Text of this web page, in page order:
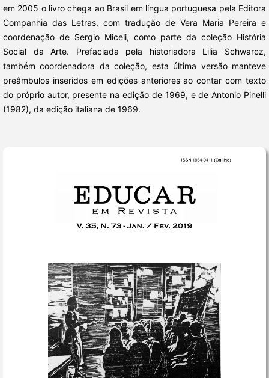
em 2005 o livro chega ao Brasil em língua portuguesa pela Editora
Companhia das Letras, com tradução de Vera Maria Pereira e
coordenação de Sergio Miceli, como parte da coleção História
Social da Arte. Prefaciada pela historiadora Lilia Schwarcz,
também coordenadora da coleção, esta última versão manteve
preâmbulos inseridos em edições anteriores ao contar com texto
do próprio autor, presente na edição de 1969, e de Antonio Pinelli
(1982), da edição italiana de 1969.